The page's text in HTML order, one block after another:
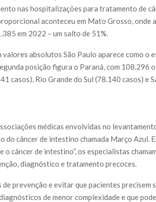
nas hospitalizações para tratamento de
aconteceu em Mato Grosso, onde
em 2022 – um salto de 51%.
absolutos São Paulo aparece como o
posição figura o Paraná, com 108.296
casos), Rio Grande do Sul (78.140 casos) e
médicas envolvidas no
do câncer de intestino chamada Março Azul.
o câncer de intestino”, os especialistas
diagnóstico e tratamento precoces.
prevenção e evitar que pacientes precisem
de menor complexidade e que